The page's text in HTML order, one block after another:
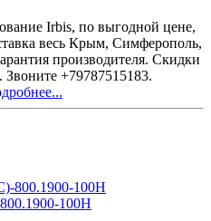
Irbis, по выгодной цене,
весь Крым, Симферополь,
производителя. Скидки
+79787515183.
100Н